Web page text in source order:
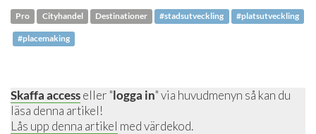
Pro Cityhandel Destinationer #stadsutveckling #platsutveckling
#placemaking
Skaffa accesseller "logga in" via huvudmenyn så kan du
läsa denna artikel!
Lås upp denna artikel med värdekod.